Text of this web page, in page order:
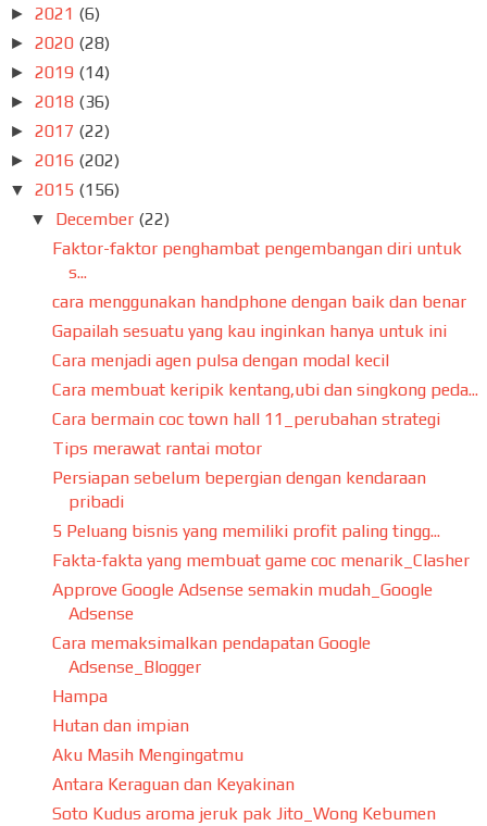
► 2021 (6)
► 2020 (28)
► 2019 (14)
► 2018 (36)
► 2017 (22)
► 2016 (202)
▼ 2015 (156)
▼ December (22)
Faktor-faktor penghambat pengembangan diri untuk
s...
cara menggunakan handphone dengan baik dan benar
Gapailah sesuatu yang kau inginkan hanya untuk ini
Cara menjadi agen pulsa dengan modal kecil
Cara membuat keripik kentang,ubi dan singkong peda...
Cara bermain coc town hall 11_perubahan strategi
Tips merawat rantai motor
Persiapan sebelum bepergian dengan kendaraan
pribadi
5 Peluang bisnis yang memiliki profit paling tingg...
Fakta-fakta yang membuat game coc menarik_Clasher
Approve Google Adsense semakin mudah_Google
Adsense
Cara memaksimalkan pendapatan Google
Adsense_Blogger
Hampa
Hutan dan impian
Aku Masih Mengingatmu
Antara Keraguan dan Keyakinan
Soto Kudus aroma jeruk pak Jito_Wong Kebumen